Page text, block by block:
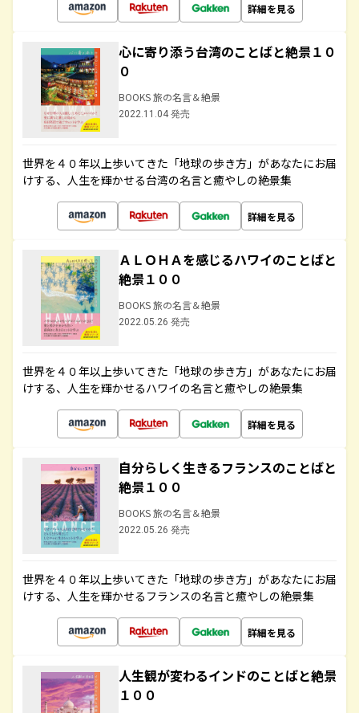
詳細を見る
心に寄り添う台湾のことばと絶景１０
０
BOOKS 旅の名言＆絶景
2022.11.04 発売
世界を４０年以上歩いてきた「地球の歩き方」があなたにお届
けする、人生を輝かせる台湾の名言と癒やしの絶景集
詳細を見る
ＡＬＯＨＡを感じるハワイのことばと
絶景１００
BOOKS 旅の名言＆絶景
2022.05.26 発売
世界を４０年以上歩いてきた「地球の歩き方」があなたにお届
けする、人生を輝かせるハワイの名言と癒やしの絶景集
詳細を見る
自分らしく生きるフランスのことばと
絶景１００
BOOKS 旅の名言＆絶景
2022.05.26 発売
世界を４０年以上歩いてきた「地球の歩き方」があなたにお届
けする、人生を輝かせるフランスの名言と癒やしの絶景集
詳細を見る
人生観が変わるインドのことばと絶景
１００